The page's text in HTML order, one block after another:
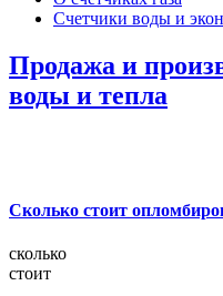
Счетчики воды и
Продажа и
воды и тепла
Сколько стоит
сколько
стоит